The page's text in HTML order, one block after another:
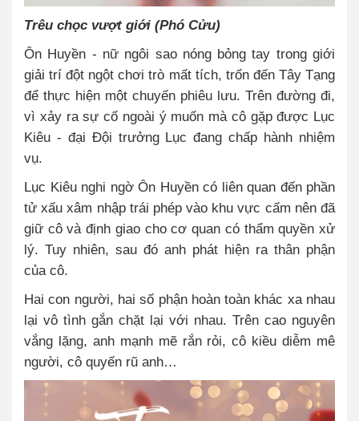
Trêu chọc vượt giới (Phó Cửu)
Ôn Huyền - nữ ngôi sao nóng bỏng tay trong giới
giải trí đột ngột chơi trò mất tích, trốn đến Tây Tạng
để thực hiện một chuyến phiêu lưu. Trên đường đi,
vì xảy ra sự cố ngoài ý muốn mà cô gặp được Lục
Kiêu - đại Đội trưởng Lục đang chấp hành nhiệm
vụ.
Lục Kiêu nghi ngờ Ôn Huyền có liên quan đến phần
tử xấu xâm nhập trái phép vào khu vực cấm nên đã
giữ cô và định giao cho cơ quan có thẩm quyền xử
lý. Tuy nhiên, sau đó anh phát hiện ra thân phận
của cô.
Hai con người, hai số phận hoàn toàn khác xa nhau
lại vô tình gắn chặt lại với nhau. Trên cao nguyên
vắng lặng, anh mạnh mẽ rắn rỏi, cô kiều diễm mê
người, cô quyến rũ anh…